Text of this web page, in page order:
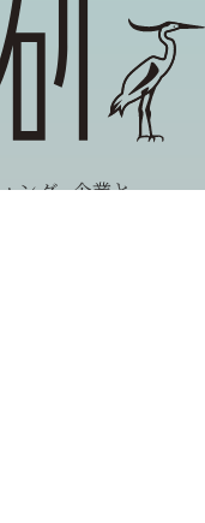
ング, 企業と